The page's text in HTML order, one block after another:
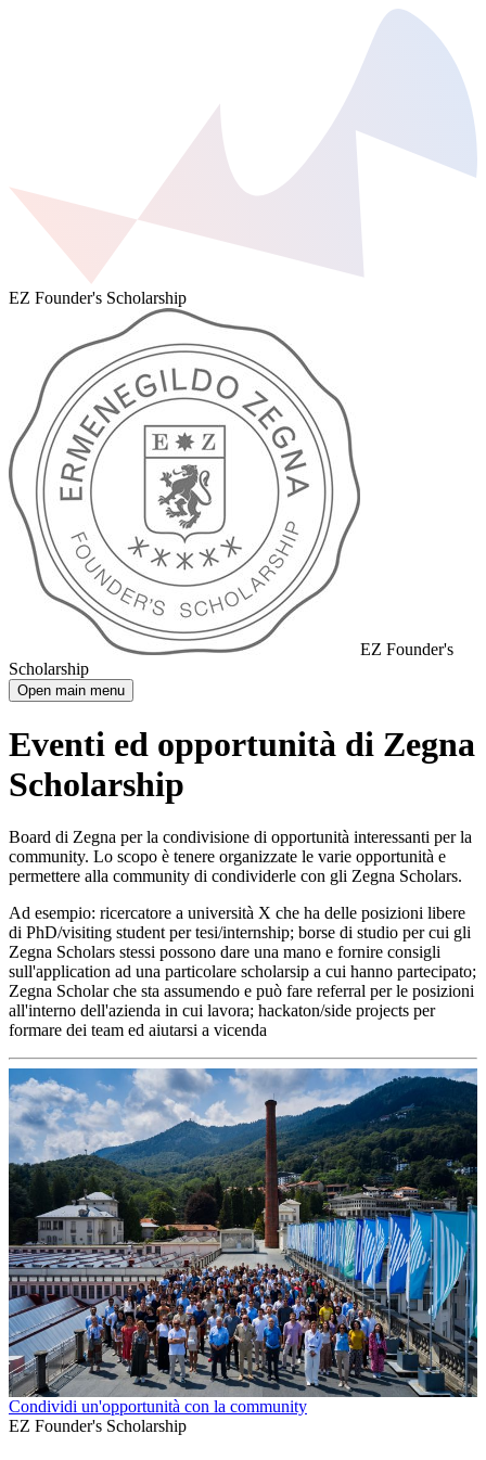
EZ Founder's Scholarship
EZ Founder's
Scholarship
Open main menu
Eventi ed opportunità di Zegna
Scholarship
Board di Zegna per la condivisione di opportunità interessanti per la
community. Lo scopo è tenere organizzate le varie opportunità e
permettere alla community di condividerle con gli Zegna Scholars.
Ad esempio: ricercatore a università X che ha delle posizioni libere
di PhD/visiting student per tesi/internship; borse di studio per cui gli
Zegna Scholars stessi possono dare una mano e fornire consigli
sull'application ad una particolare scholarsip a cui hanno partecipato;
Zegna Scholar che sta assumendo e può fare referral per le posizioni
all'interno dell'azienda in cui lavora; hackaton/side projects per
formare dei team ed aiutarsi a vicenda
Condividi un'opportunità con la community
EZ Founder's Scholarship